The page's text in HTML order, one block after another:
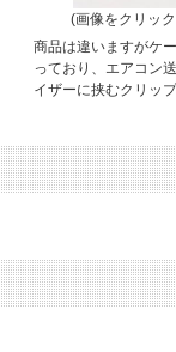
(画像をクリッ
商品は違いますがケ
っており、エアコン
イザーに挟むクリッ